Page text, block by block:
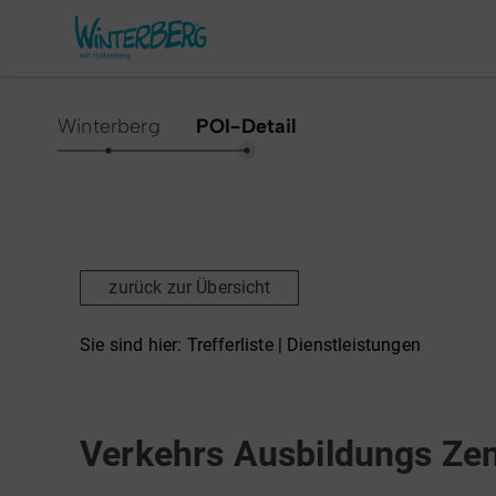
Winter
Freizeithighlights
Gruppenerlebnisse &
Winterberg POI-Detail
zurück zur Übersicht
Sie sind hier: Trefferliste | Dienstleistungen
Verkehrs Ausbildungs